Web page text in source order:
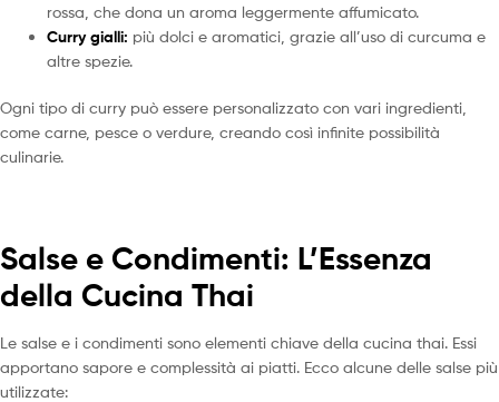
rossa, che dona un aroma leggermente affumicato.
Curry gialli: più dolci e aromatici, grazie all’uso di curcuma e
altre spezie.
Ogni tipo di curry può essere personalizzato con vari ingredienti,
come carne, pesce o verdure, creando così infinite possibilità
culinarie.
Salse e Condimenti: L’Essenza
della Cucina Thai
Le salse e i condimenti sono elementi chiave della cucina thai. Essi
apportano sapore e complessità ai piatti. Ecco alcune delle salse più
utilizzate: